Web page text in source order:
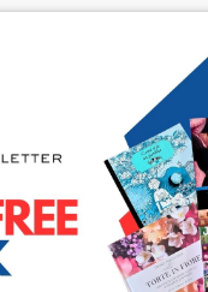
in 24h for all